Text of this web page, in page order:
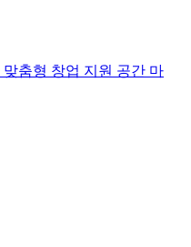
춤형 창업 지원 공간 마